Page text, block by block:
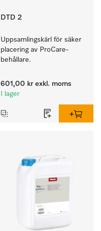
DTD 2
Uppsamlingskärl för säker
placering av ProCare-
behållare.
601,00 kr exkl. moms
I lager